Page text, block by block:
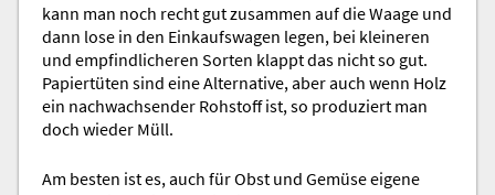
kann man noch recht gut zusammen auf die Waage und
dann lose in den Einkaufswagen legen, bei kleineren
und empfindlicheren Sorten klappt das nicht so gut.
Papiertüten sind eine Alternative, aber auch wenn Holz
ein nachwachsender Rohstoff ist, so produziert man
doch wieder Müll.
Am besten ist es, auch für Obst und Gemüse eigene